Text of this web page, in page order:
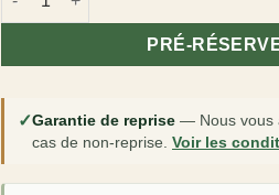
PRÉ-
✓Garantie de reprise — Nous vous
cas de non-reprise. Voir les